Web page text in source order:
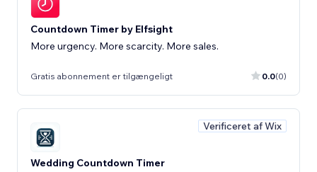
Countdown Timer by Elfsight
More urgency. More scarcity. More sales.
Gratis abonnement er tilgængeligt 0.0(0)
Verificeret af Wix
Wedding Countdown Timer